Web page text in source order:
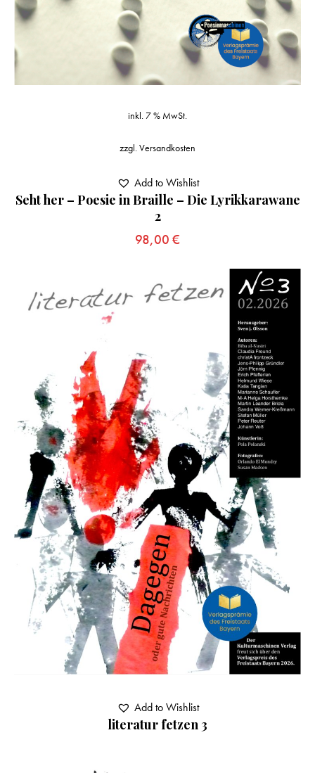
Seht her – Poesie in Braille – Die Lyrikkarawane
2
98,00 €
inkl. 7 % MwSt.
zzgl.Versandkosten
Add to Wishlist
literatur fetzen 3
Add to Wishlist